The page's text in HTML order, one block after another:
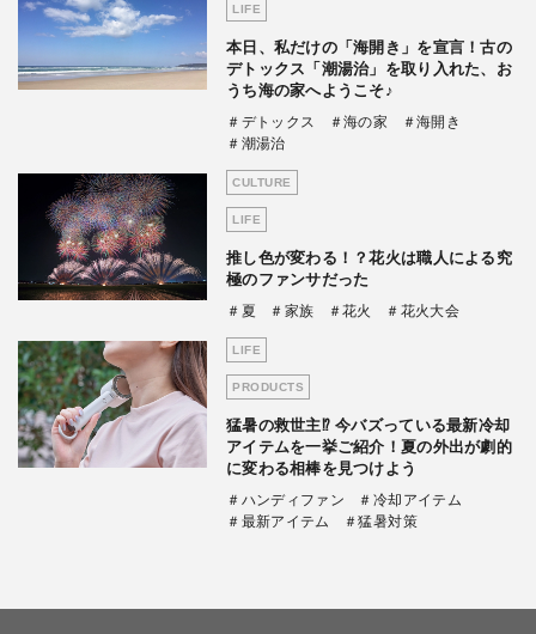
LIFE
本日、私だけの「海開き」を宣言！古の
デトックス「潮湯治」を取り入れた、お
うち海の家へようこそ♪
＃デトックス ＃海の家
＃海開き
＃潮湯治
CULTURE
LIFE
推し色が変わる！？花火は職人による究
極のファンサだった
＃夏 ＃家族 ＃花火 ＃花火大会
LIFE
PRODUCTS
猛暑の救世主⁉ 今バズっている最新冷却
アイテムを一挙ご紹介！夏の外出が劇的
に変わる相棒を見つけよう
＃ハンディファン
＃冷却アイテム
＃最新アイテム
＃猛暑対策